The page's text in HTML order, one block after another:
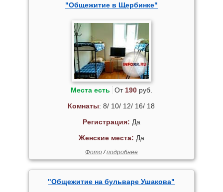
"Общежитие в Щербинке"
Места есть От 190руб.
Комнаты: 8/ 10/ 12/ 16/ 18
Регистрация: Да
Женские места: Да
Фото/подробнее
"Общежитие на бульваре Ушакова"